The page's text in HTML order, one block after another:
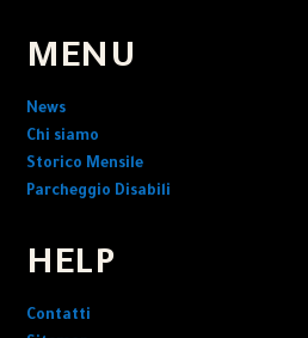
MENU
News
Chi siamo
Storico Mensile
Parcheggio Disabili
HELP
Contatti